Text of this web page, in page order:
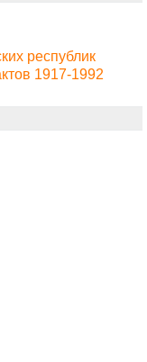
республик
1917-1992